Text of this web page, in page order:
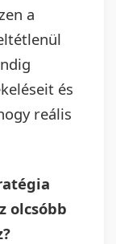
a
és
reális
olcsóbb